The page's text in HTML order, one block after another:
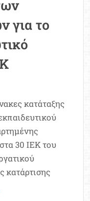
για το
κατάταξης
30 ΙΕΚ του
κατάρτισης